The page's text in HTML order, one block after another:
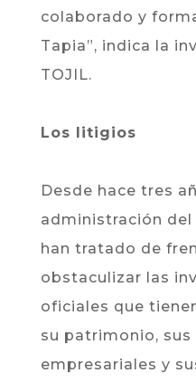
colaborado y
Tapia”, indica la
TOJIL.
Los litigios
Desde hace tres
administración del
han tratado de
obstaculizar las
oficiales que
su patrimonio, sus
empresariales y